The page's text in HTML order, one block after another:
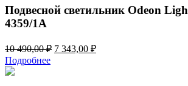
664,00 ₽.
Подвесной светильник Odeon
4359/1A
10 490,00₽ Первоначальная
7 343,00 ₽Текущая
Подробнее